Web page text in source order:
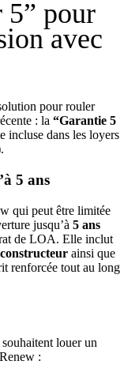
5” pour
avec
pour rouler
: la “Garantie 5
incluse dans les loyers
5 ans
qui peut être limitée
jusqu’à 5 ans
de LOA. Elle inclut
ainsi que
renforcée tout au long
louer un
: